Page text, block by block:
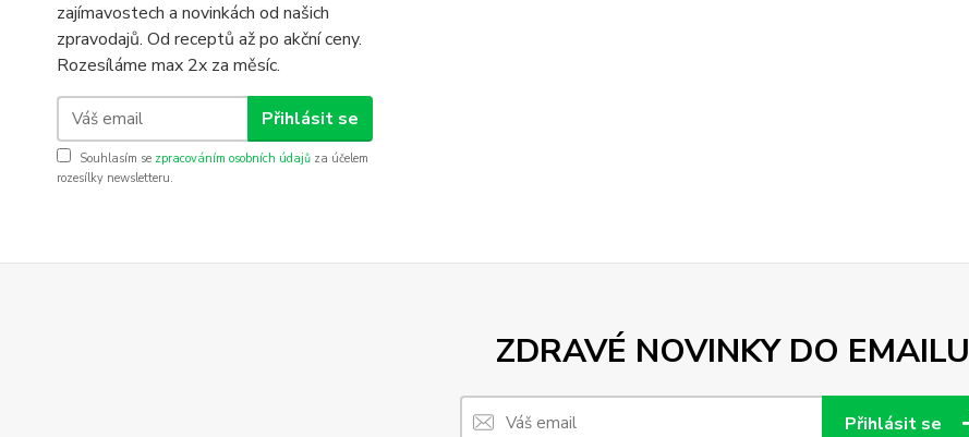
zajímavostech a novinkách od našich
zpravodajů. Od receptů až po akční ceny.
Rozesíláme max 2x za měsíc.
Přihlásit se
Souhlasím se zpracováním osobních údajů za účelem
rozesílky newsletteru.
ZDRAVÉ NOVINKY DO EMAILU
Přihlásit se